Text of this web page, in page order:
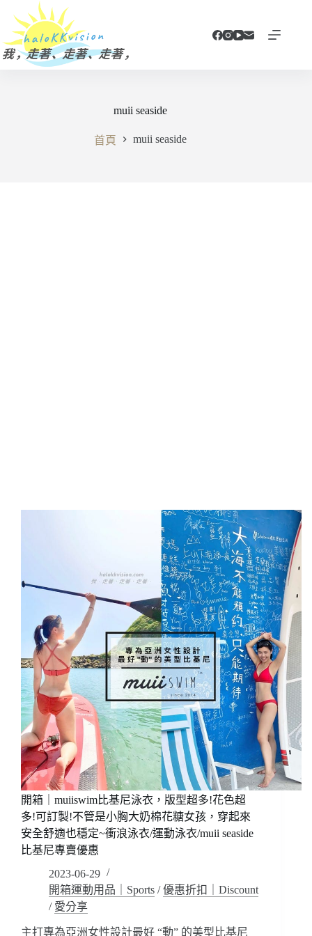
主
要
muii seaside
首頁 muii seaside
開箱｜muiiswim比基尼泳衣，版型超多!花色超
多!可訂製!不管是小胸大奶棉花糖女孩，穿起來
安全舒適也穩定~衝浪泳衣/運動泳衣/muii seaside
比基尼專賣優惠
2023-06-29
開箱運動用品｜Sports /優惠折扣｜Discount
/ 愛分享
主打專為亞洲女性設計最好 “動” 的美型比基尼